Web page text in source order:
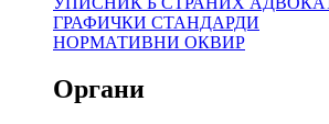
ГРАФИЧКИ СТАНДАРДИ
НОРМАТИВНИ ОКВИР
Органи